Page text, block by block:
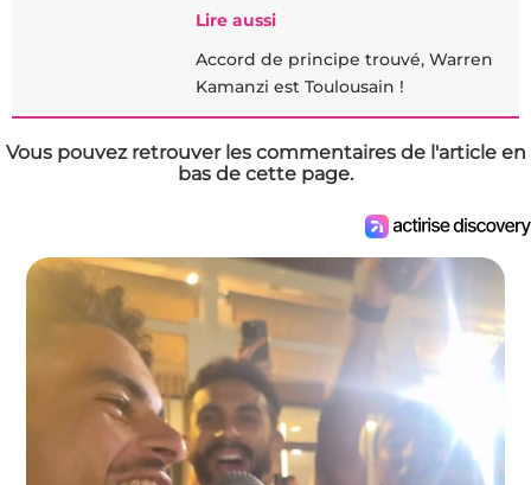
Lire aussi
Accord de principe trouvé, Warren
Kamanzi est Toulousain !
Vous pouvez retrouver les commentaires de l'article en
bas de cette page.